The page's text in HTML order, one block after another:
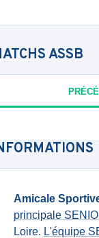
ASSB
Amicale
principale
Loire. L'équipe